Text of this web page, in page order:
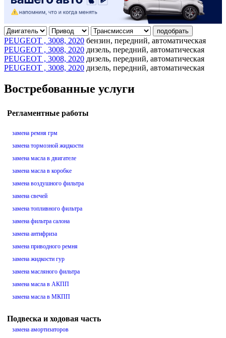
подобрать
PEUGEOT , 3008, 2020 бензин, передний, автоматическая
PEUGEOT , 3008, 2020 дизель, передний, автоматическая
PEUGEOT , 3008, 2020 дизель, передний, автоматическая
PEUGEOT , 3008, 2020 дизель, передний, автоматическая
Востребованные услуги
Регламентные работы
замена ремня грм
замена тормозной жидкости
замена масла в двигателе
замена масла в коробке
замена воздушного фильтра
замена свечей
замена топливного фильтра
замена фильтра салона
замена антифриза
замена приводного ремня
замена жидкости гур
замена масляного фильтра
замена масла в АКПП
замена масла в МКПП
Подвеска и ходовая часть
замена амортизаторов